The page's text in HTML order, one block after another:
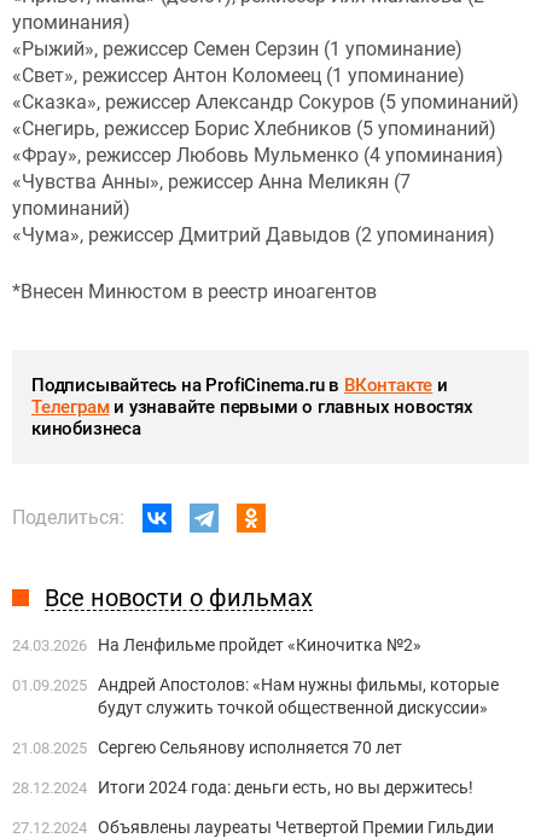
упоминания)
«Рыжий», режиссер Семен Серзин (1 упоминание)
«Свет», режиссер Антон Коломеец (1 упоминание)
«Сказка», режиссер Александр Сокуров (5 упоминаний)
«Снегирь, режиссер Борис Хлебников (5 упоминаний)
«Фрау», режиссер Любовь Мульменко (4 упоминания)
«Чувства Анны», режиссер Анна Меликян (7
упоминаний)
«Чума», режиссер Дмитрий Давыдов (2 упоминания)
*Внесен Минюстом в реестр иноагентов
Подписывайтесь на ProfiCinema.ru в ВКонтакте и
Телеграми узнавайте первыми о главных новостях
кинобизнеса
Поделиться:
Все новости о фильмах
24.03.2026 На Ленфильме пройдет «Киночитка №2»
01.09.2025 Андрей Апостолов: «Нам нужны фильмы, которые
будут служить точкой общественной дискуссии»
21.08.2025 Сергею Сельянову исполняется 70 лет
28.12.2024 Итоги 2024 года: деньги есть, но вы держитесь!
27.12.2024 Объявлены лауреаты Четвертой Премии Гильдии